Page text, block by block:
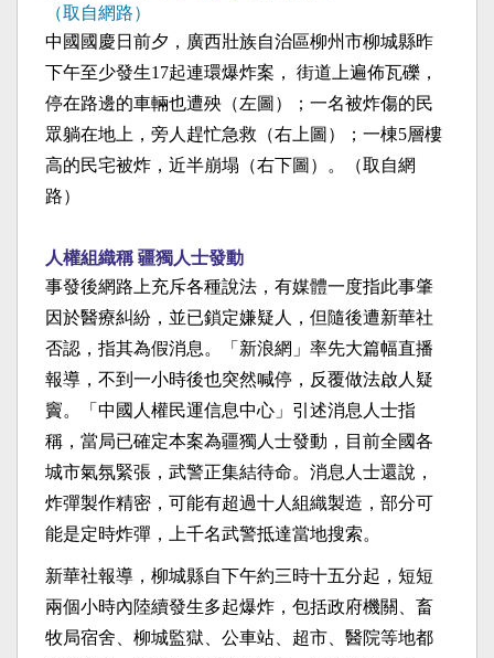
中國國慶日前夕，廣西壯族自治區柳州市柳城縣昨
下午至少發生17起連環爆炸案， 街道上遍佈瓦礫，
停在路邊的車輛也遭殃（左圖）；一名被炸傷的民
眾躺在地上，旁人趕忙急救（右上圖）；一棟5層樓
高的民宅被炸，近半崩塌（右下圖）。（取自網
路）
人權組織稱 疆獨人士發動
事發後網路上充斥各種說法，有媒體一度指此事肇
因於醫療糾紛，並已鎖定嫌疑人，但隨後遭新華社
否認，指其為假消息。「新浪網」率先大篇幅直播
報導，不到一小時後也突然喊停，反覆做法啟人疑
竇。「中國人權民運信息中心」引述消息人士指
稱，當局已確定本案為疆獨人士發動，目前全國各
城市氣氛緊張，武警正集結待命。消息人士還說，
炸彈製作精密，可能有超過十人組織製造，部分可
能是定時炸彈，上千名武警抵達當地搜索。
新華社報導，柳城縣自下午約三時十五分起，短短
兩個小時內陸續發生多起爆炸，包括政府機關、畜
牧局宿舍、柳城監獄、公車站、超市、醫院等地都